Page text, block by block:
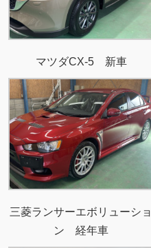
マツダCX-5 新車
三菱ランサーエボリューショ
ン 経年車